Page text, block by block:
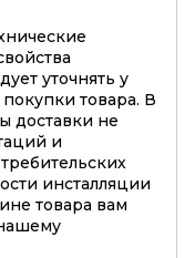
уточнять у
товара. В
доставки не
и
инсталляции
товара вам